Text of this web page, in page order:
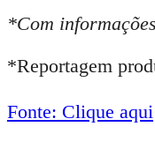
*Com
*Reportagem
Fonte: Clique aqui